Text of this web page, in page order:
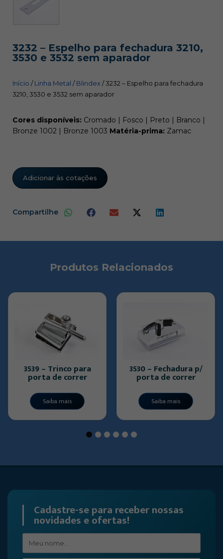
3232 – Espelho para fechadura 3210,
3530 e 3532 sem aparador
Início /Linha Metal /Blindex/ 3232 – Espelho para fechadura
3210, 3530 e 3532 sem aparador
Cores disponíveis: Cromado | Fosco | Preto | Branco |
Bronze 1002 | Bronze 1003 Matéria-prima: Zamac
Adicionar às cotações
Compartilhe
Produtos Relacionados
– Trinco para
de correr
Saiba mais
3530 – Fechadura p/
porta de correr
Saiba mais
3143
4 5 6
Cadastre-se para receber nossas
novidades e ofertas!